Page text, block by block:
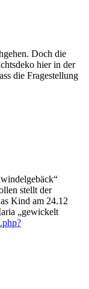
Doch die
hier in der
die Fragestellung
stellt der
Kind am 24.12
„gewickelt